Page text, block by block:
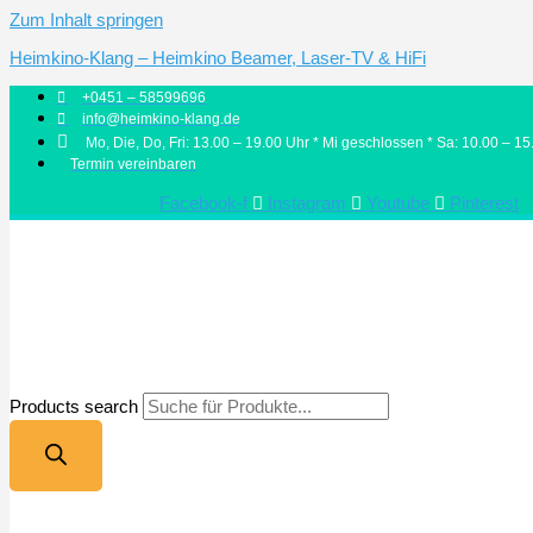
Zum Inhalt springen
Heimkino-Klang – Heimkino Beamer, Laser-TV & HiFi
+0451 – 58599696
info@heimkino-klang.de
Mo, Die, Do, Fri: 13.00 – 19.00 Uhr * Mi geschlossen * Sa: 10.00 –
Termin vereinbaren
Facebook-f Instagram Youtube Pinterest
Products search